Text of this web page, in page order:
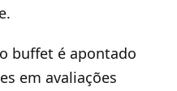
buffet é apontado
em avaliações